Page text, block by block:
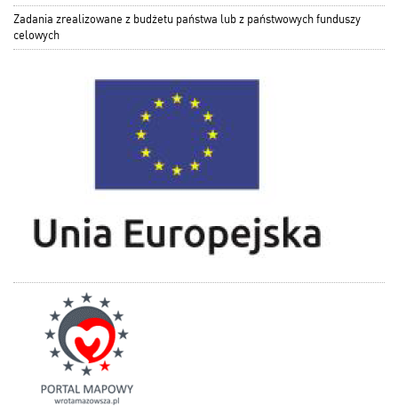
Zadania zrealizowane z budżetu państwa lub z państwowych funduszy
celowych